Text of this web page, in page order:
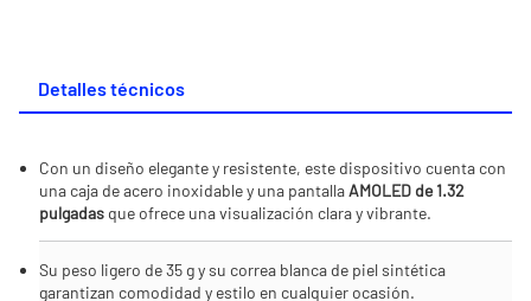
Detalles técnicos
Con un diseño elegante y resistente, este dispositivo cuenta con
una caja de acero inoxidable y una pantallaAMOLED de 1.32
pulgadas que ofrece una visualización clara y vibrante.
Su peso ligero de 35 g y su correa blanca de piel sintética
garantizan comodidad y estilo en cualquier ocasión.